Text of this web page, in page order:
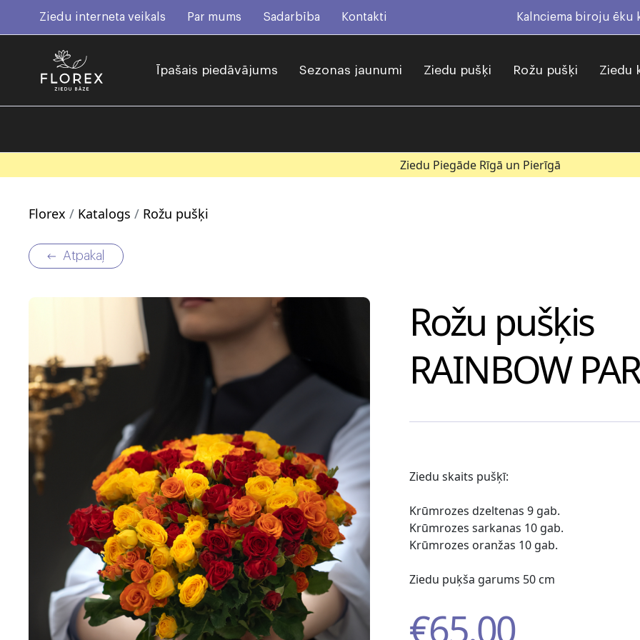
Ziedu interneta veikals Par mums Sadarbība Kontakti Kalnciema biroju ēku
Īpašais piedāvājums Sezonas jaunumi Ziedu pušķi Rožu pušķi Ziedu
Ziedu Piegāde Rīgā un Pierīgā
Florex Katalogs Rožu pušķi
Atpakaļ
Rožu pušķis
RAINBOW
Ziedu skaits pušķī:
Krūmrozes dzeltenas 9 gab.
Krūmrozes sarkanas 10 gab.
Krūmrozes oranžas 10 gab.
Ziedu puķša garums 50 cm
€65.00